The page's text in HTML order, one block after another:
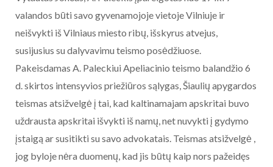
valandos būti savo gyvenamojoje vietoje Vilniuje ir
neišvykti iš Vilniaus miesto ribų, išskyrus atvejus,
susijusius su dalyvavimu teismo posėdžiuose.
Pakeisdamas A. Paleckiui Apeliacinio teismo balandžio 6
d. skirtos intensyvios priežiūros sąlygas, Šiaulių apygardos
teismas atsižvelgė į tai, kad kaltinamajam apskritai buvo
uždrausta apskritai išvykti iš namų, net nuvykti į gydymo
įstaigą ar susitikti su savo advokatais. Teismas atsižvelgė ,
jog byloje nėra duomenų, kad jis būtų kaip nors pažeidęs